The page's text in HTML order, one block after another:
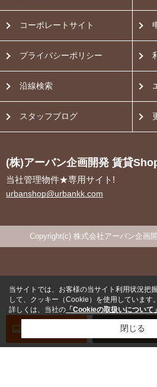
お問い合わせ
コーポレートサイト
プライバシーポリシー
沿線検索
スタッフブログ
(株)アーバン企画開発 賃貸
当社管理物件★専用サイト!
urbanshop@urbankk.com
Copyright(c) 株式会社アーバン企画
当サイトでは、お客様の当サイト利用状況把
して、クッキー（Cookie）を使用しています。
詳しくは、当社の 「Cookieの取扱いについて」
閉じる